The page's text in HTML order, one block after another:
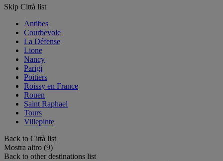
Skip Città list
Antibes
Courbevoie
La Défense
Lione
Nancy
Parigi
Poitiers
Roissy en France
Rouen
Saint Raphael
Tours
Villepinte
Back to Città list
Mostra altro (9)
Back to other destinations list